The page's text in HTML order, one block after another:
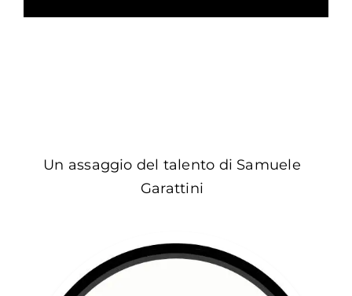
Un assaggio del talento di Samuele
Garattini